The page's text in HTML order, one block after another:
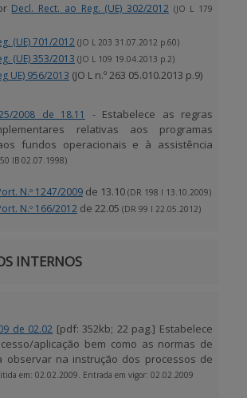
Decl. Rect. ao Reg. (UE) 302/2012 (JO L 179
(UE) 701/2012 (JO L 203 31.07.2012 p.60)
(UE) 353/2013 (JO L 109 19.04.2013 p.2)
UE) 956/2013 (JO L n.º 263 05.010.2013 p.9)
2008 de 18.11
- Estabelece as regras
relativas aos programas
fundos operacionais e à assistência
IB 02.07.1998)
N.º 1247/2009 de 13.10 (DR 198 I 13.10.2009)
N.º 166/2012 de 22.05 (DR 99 I 22.05.2012)
INTERNOS
de 02.02 [pdf: 352kb; 22 pag.] Estabelece
aplicação bem como as normas de
observar na instrução dos processos de
em: 02.02.2009. Entrada em vigor: 02.02.2009